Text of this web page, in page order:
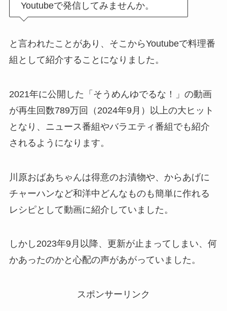
Youtubeで発信してみませんか。
と言われたことがあり、そこからYoutubeで料理番
組として紹介することになりました。
2021年に公開した「そうめんゆでるな！」の動画
が再生回数789万回（2024年9月）以上の大ヒット
となり、ニュース番組やバラエティ番組でも紹介
されるようになります。
川原おばあちゃんは得意のお漬物や、からあげに
チャーハンなど和洋中どんなものも簡単に作れる
レシピとして動画に紹介していました。
しかし2023年9月以降、更新が止まってしまい、何
かあったのかと心配の声があがっていました。
スポンサーリンク